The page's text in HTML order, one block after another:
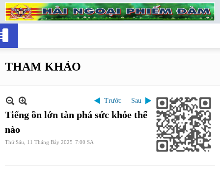
THAM KHẢO
Trước Sau
Tiếng ồn lớn tàn phá sức khỏe thế
nào
Thứ Sáu, 11 Tháng Bảy 2025 7:00 SA